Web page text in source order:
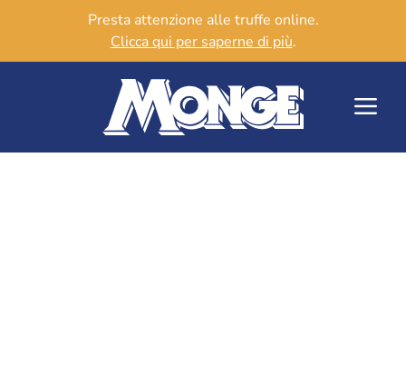
Presta attenzione alle truffe online.
Clicca qui per saperne di più.